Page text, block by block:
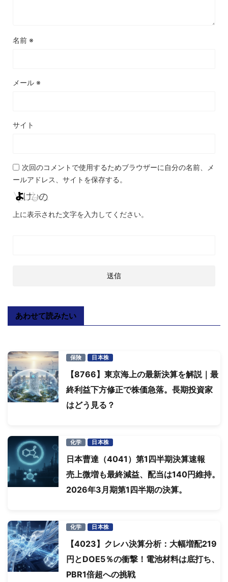
名前 ※
メール ※
サイト
次回のコメントで使用するためブラウザーに自分の名前、メ
ールアドレス、サイトを保存する。
上に表示された文字を入力してください。
あわせて読みたい
保険 日本株
【8766】東京海上の最新決算を解説｜最
終利益下方修正で株価急落。長期投資家
はどう見る？
化学 日本株
日本曹達（4041）第1四半期決算速報
売上微増も最終減益、配当は140円維持。
2026年3月期第1四半期の決算。
化学 日本株
【4023】クレハ決算分析：大幅増配219
円とDOE5％の衝撃！電池材料は底打ち、
PBR1倍超への挑戦